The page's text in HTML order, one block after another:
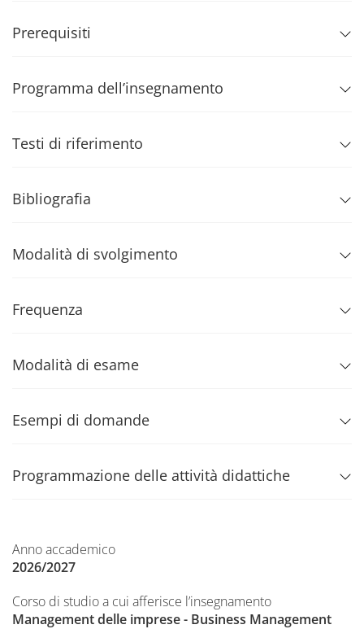
Prerequisiti
Programma dell’insegnamento
Testi di riferimento
Bibliografia
Modalità di svolgimento
Frequenza
Modalità di esame
Esempi di domande
Programmazione delle attività didattiche
Anno accademico
2026/2027
Corso di studio a cui afferisce l’insegnamento
Management delle imprese - Business Management